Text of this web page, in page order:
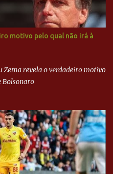
de São Paulo, Geraldo
no entanto, disse ter negociado
mostram como o
de Serra em 2010 Leia
| VEJA.com
motivo pelo qual não irá à
Zema revela o verdadeiro motivo
Bolsonaro